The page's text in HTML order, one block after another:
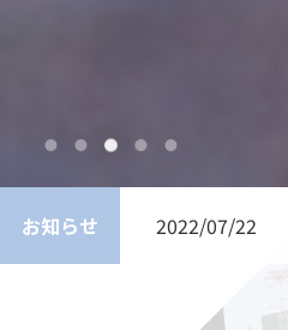
お知らせ 2022/07/22